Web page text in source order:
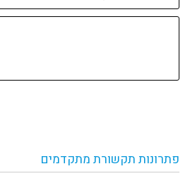
פתרונות תקשורת מתקדמים